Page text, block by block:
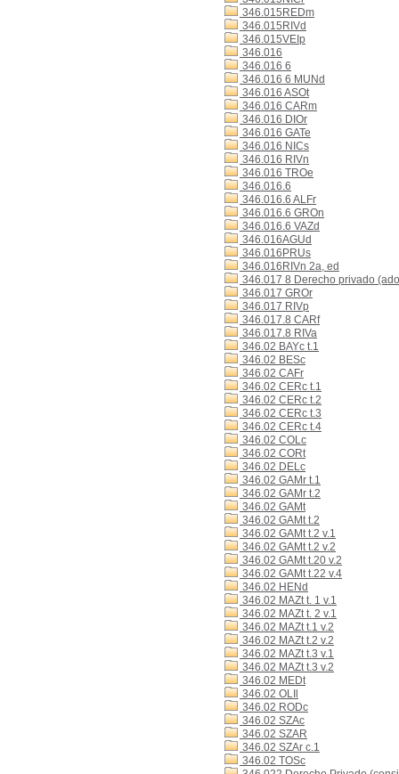
346.015REDm
346.015RIVd
346.015VEIp
346.016
346.016 6
346.016 6 MUNd
346.016 ASOt
346.016 CARm
346.016 DIOr
346.016 GATe
346.016 NICs
346.016 RIVn
346.016 TROe
346.016.6
346.016.6 ALFr
346.016.6 GROn
346.016.6 VAZd
346.016AGUd
346.016PRUs
346.016RIVn 2a, ed
346.017 8 Derecho privado
346.017 GROr
346.017 RIVp
346.017.8 CARf
346.017.8 RIVa
346.02 BAYc t.1
346.02 BESc
346.02 CAFr
346.02 CERc t.1
346.02 CERc t.2
346.02 CERc t.3
346.02 CERc t.4
346.02 COLc
346.02 CORt
346.02 DELc
346.02 GAMr t.1
346.02 GAMr t.2
346.02 GAMt
346.02 GAMt t.2
346.02 GAMt t.2 v.1
346.02 GAMt t.2 v.2
346.02 GAMt t.20 v.2
346.02 GAMt t.22 v.4
346.02 HENd
346.02 MAZt t. 1 v.1
346.02 MAZt t. 2 v.1
346.02 MAZt t.1 v.2
346.02 MAZt t.2 v.2
346.02 MAZt t.3 v.1
346.02 MAZt t.3 v.2
346.02 MEDt
346.02 OLIl
346.02 RODc
346.02 SZAc
346.02 SZAR
346.02 SZAr c.1
346.02 TOSc